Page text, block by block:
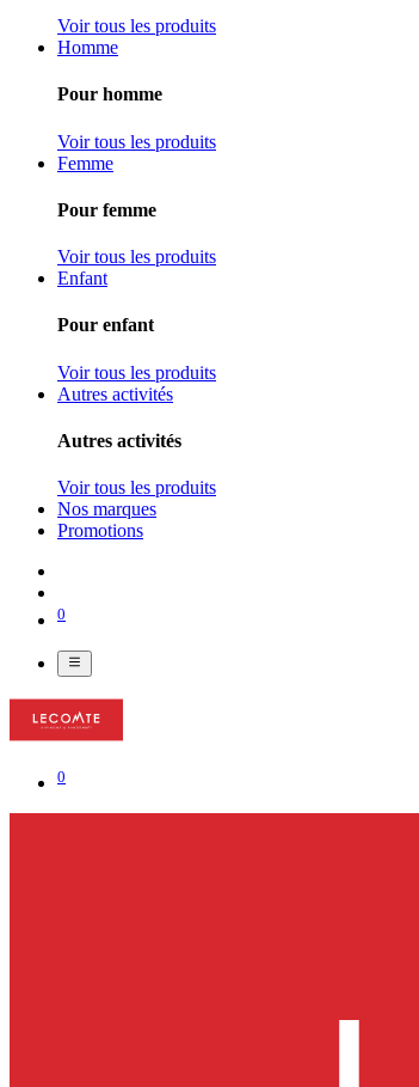
Voir tous les produits
Homme
Pour homme
Voir tous les produits
Femme
Pour femme
Voir tous les produits
Enfant
Pour enfant
Voir tous les produits
Autres activités
Autres activités
Voir tous les produits
Nos marques
Promotions
0
0